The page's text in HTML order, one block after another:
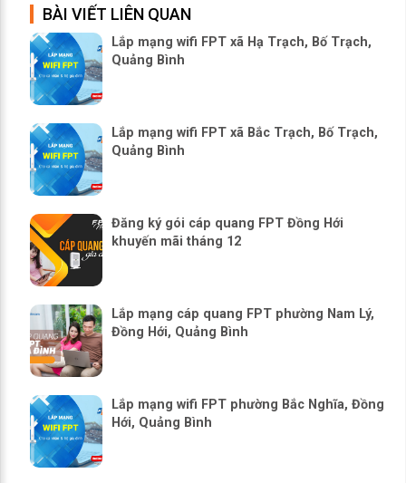
BÀI VIẾT LIÊN QUAN
Lắp mạng wifi FPT xã Hạ Trạch, Bố Trạch,
Quảng Bình
Lắp mạng wifi FPT xã Bắc Trạch, Bố Trạch,
Quảng Bình
Đăng ký gói cáp quang FPT Đồng Hới
khuyến mãi tháng 12
Lắp mạng cáp quang FPT phường Nam Lý,
Đồng Hới, Quảng Bình
Lắp mạng wifi FPT phường Bắc Nghĩa, Đồng
Hới, Quảng Bình